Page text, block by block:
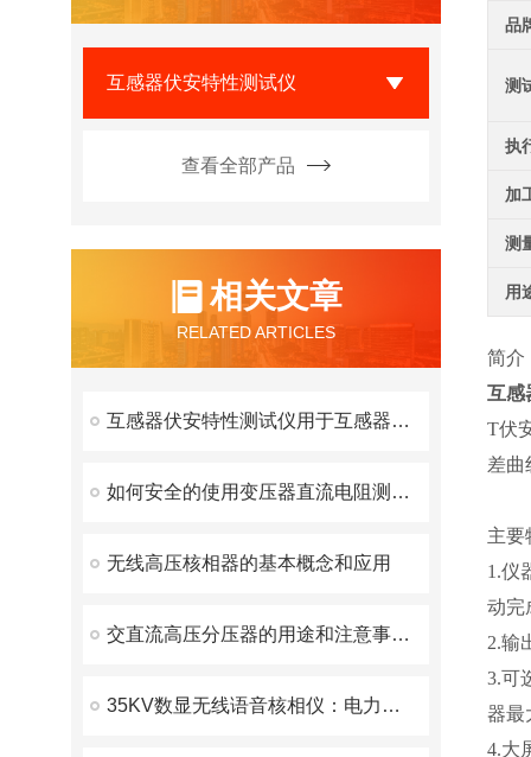
互感器伏安特性测试仪
查看全部产品
相关文章
RELATED ARTICLES
互感器伏安特性测试仪用于互感器铁芯质量检查与短路监测
如何安全的使用变压器直流电阻测试仪？
无线高压核相器的基本概念和应用
交直流高压分压器的用途和注意事项说明
35KV数显无线语音核相仪：电力行业的相位校验利器
品
测
执
加
测
用
简介
互感
T伏
差曲
主要
1.仪
动完
2.输
3.可
器最
4.大